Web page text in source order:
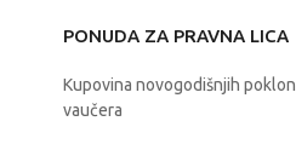
PONUDA ZA PRAVNA LICA
Kupovina novogodišnjih poklon
vaučera